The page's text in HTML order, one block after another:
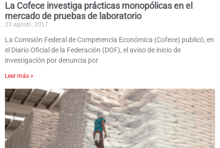
La Cofece investiga prácticas monopólicas en el
mercado de pruebas de laboratorio
23 agosto, 2017
La Comisión Federal de Competencia Económica (Cofece) publicó, en
el Diario Oficial de la Federación (DOF), el aviso de inicio de
investigación por denuncia por
Leer más »